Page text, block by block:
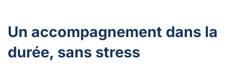
Un accompagnement dans la
durée, sans stress